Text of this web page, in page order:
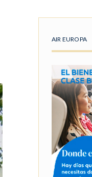
AIR EUROPA